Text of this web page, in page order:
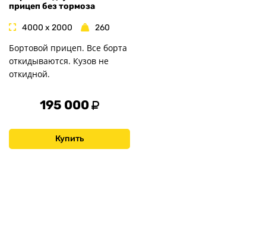
прицеп без тормоза
4000 x 2000 260
Бортовой прицеп. Все борта
откидываются. Кузов не
откидной.
195 000
Купить